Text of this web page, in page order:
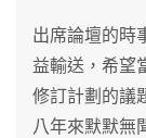
出席論壇的時
益輸送，希望
修訂計劃的議
八年來默默無